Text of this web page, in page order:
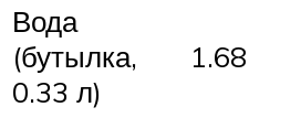
Вода
(бутылка,
0.33 л)
1.68